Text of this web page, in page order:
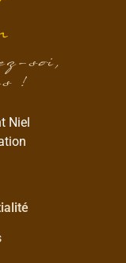
soi,
!
Niel